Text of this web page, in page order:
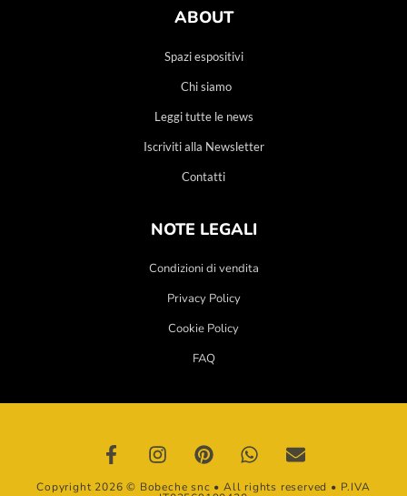
ABOUT
Spazi espositivi
Chi siamo
Leggi tutte le news
Iscriviti alla Newsletter
Contatti
NOTE LEGALI
Condizioni di vendita
Privacy Policy
Cookie Policy
FAQ
Copyright 2026 © Bobeche snc • All rights reserved • P.IVA